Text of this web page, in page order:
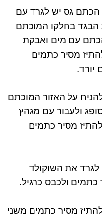
גס יש לגרד עם
הבגד בחלקו המוכתם
עם מים ואבקת
מסיר כתמים
יורד.
על האזור המוכתם
סופג ולעבור עם מגהץ
להתיז מסיר כתמים
לגרד את השוקולד
כתמים ולכבס כרגיל.
מסיר כתמים משני